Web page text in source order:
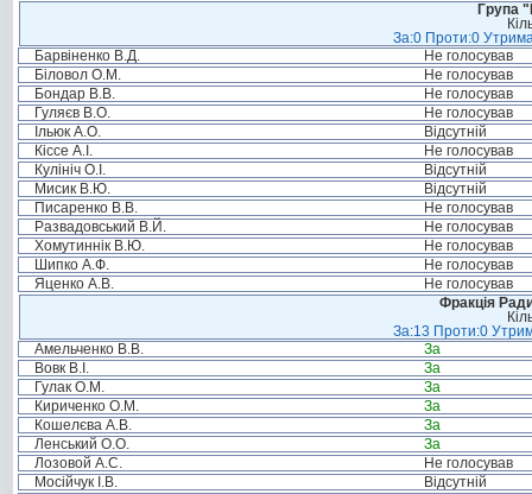
Група
За:0 Проти:0
Барвіненко В.Д.
Не голосував
Біловол О.М.
Не голосував
Бондар В.В.
Не голосував
Гуляєв В.О.
Не голосував
Ільюк А.О.
Відсутній
Кіссе А.І.
Не голосував
Кулініч О.І.
Відсутній
Мисик В.Ю.
Відсутній
Писаренко В.В.
Не голосував
Развадовський В.Й.
Не голосував
Хомутиннік В.Ю.
Не голосував
Шипко А.Ф.
Не голосував
Яценко А.В.
Не голосував
Фракція
За:13 Проти:0
Амельченко В.В.
За
Вовк В.І.
За
Гулак О.М.
За
Кириченко О.М.
За
Кошелєва А.В.
За
Ленський О.О.
За
Лозовой А.С.
Не голосував
Мосійчук І.В.
Відсутній